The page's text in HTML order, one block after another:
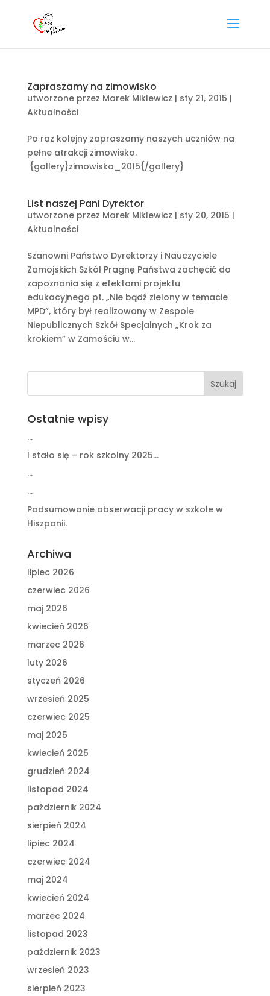
Zapraszamy na zimowisko
utworzone przez Marek Miklewicz | sty 21, 2015 |
Aktualności
Po raz kolejny zapraszamy naszych uczniów na
pełne atrakcji zimowisko.
{gallery}zimowisko_2015{/gallery}
List naszej Pani Dyrektor
utworzone przez Marek Miklewicz | sty 20, 2015 |
Aktualności
Szanowni Państwo Dyrektorzy i Nauczyciele
Zamojskich Szkół Pragnę Państwa zachęcić do
zapoznania się z efektami projektu
edukacyjnego pt. „Nie bądź zielony w temacie
MPD”, który był realizowany w Zespole
Niepublicznych Szkół Specjalnych „Krok za
krokiem” w Zamościu w...
Ostatnie wpisy
…
I stało się – rok szkolny 2025…
…
…
Podsumowanie obserwacji pracy w szkole w
Hiszpanii.
Archiwa
lipiec 2026
czerwiec 2026
maj 2026
kwiecień 2026
marzec 2026
luty 2026
styczeń 2026
wrzesień 2025
czerwiec 2025
maj 2025
kwiecień 2025
grudzień 2024
listopad 2024
październik 2024
sierpień 2024
lipiec 2024
czerwiec 2024
maj 2024
kwiecień 2024
marzec 2024
listopad 2023
październik 2023
wrzesień 2023
sierpień 2023